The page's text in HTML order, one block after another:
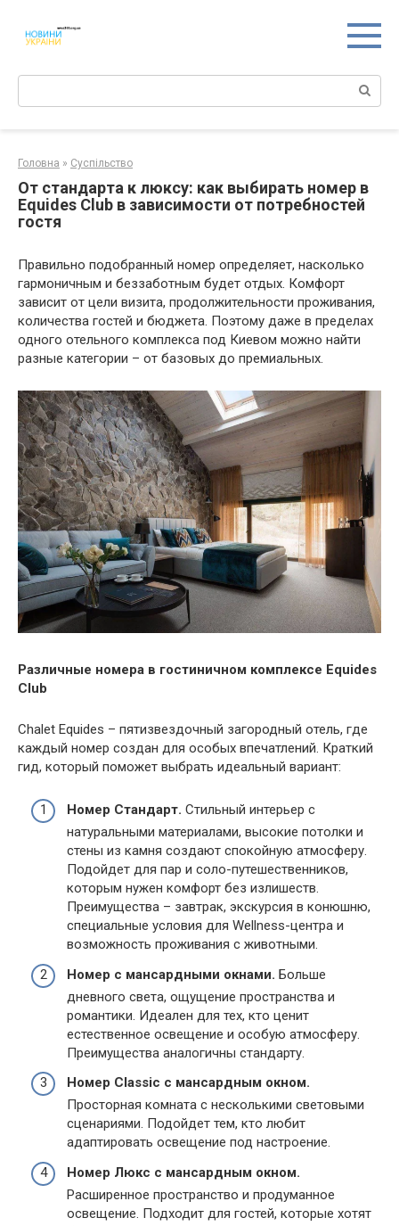
контенту
Поиск:
Головна » Суспільство
От стандарта к люксу: как выбирать номер в
Equides Club в зависимости от потребностей
гостя
Правильно подобранный номер определяет, насколько
гармоничным и беззаботным будет отдых. Комфорт
зависит от цели визита, продолжительности проживания,
количества гостей и бюджета. Поэтому даже в пределах
одного отельного комплекса под Киевом можно найти
разные категории – от базовых до премиальных.
Различные номера в гостиничном комплексе Equides
Club
Chalet Equides – пятизвездочный загородный отель, где
каждый номер создан для особых впечатлений. Краткий
гид, который поможет выбрать идеальный вариант:
Номер Стандарт. Стильный интерьер с
натуральными материалами, высокие потолки и
стены из камня создают спокойную атмосферу.
Подойдет для пар и соло-путешественников,
которым нужен комфорт без излишеств.
Преимущества – завтрак, экскурсия в конюшню,
специальные условия для Wellness-центра и
возможность проживания с животными.
Номер с мансардными окнами. Больше
дневного света, ощущение пространства и
романтики. Идеален для тех, кто ценит
естественное освещение и особую атмосферу.
Преимущества аналогичны стандарту.
Номер Classic с мансардным окном.
Просторная комната с несколькими световыми
сценариями. Подойдет тем, кто любит
адаптировать освещение под настроение.
Номер Люкс с мансардным окном.
Расширенное пространство и продуманное
освещение. Подходит для гостей, которые хотят